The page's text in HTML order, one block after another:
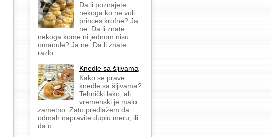
Da li poznajete
nekoga ko ne voli
princes krofne? Ja
ne. Da li znate
nekoga kome ni jednom nisu
omanule? Ja ne. Da li znate
razlo...
Knedle sa šljivama
Kako se prave
knedle sa šljivama?
Tehnički lako, ali
vremenski je malo
zametno. Zato predlažem da
odmah napravite duplu meru, ili
da o...